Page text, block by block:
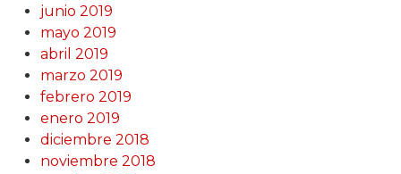
junio 2019
mayo 2019
abril 2019
marzo 2019
febrero 2019
enero 2019
diciembre 2018
noviembre 2018